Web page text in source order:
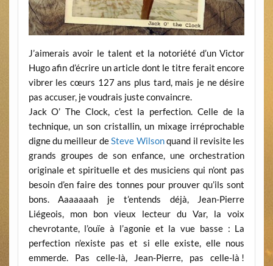
J’aimerais avoir le talent et la notoriété d’un Victor
Hugo afin d’écrire un article dont le titre ferait encore
vibrer les cœurs 127 ans plus tard, mais je ne désire
pas accuser, je voudrais juste convaincre.
Jack O’ The Clock, c’est la perfection. Celle de la
technique, un son cristallin, un mixage irréprochable
digne du meilleur deSteve Wilsonquand il revisite les
grands groupes de son enfance, une orchestration
originale et spirituelle et des musiciens qui n’ont pas
besoin d’en faire des tonnes pour prouver qu’ils sont
bons. Aaaaaaah je t’entends déjà, Jean-Pierre
Liégeois, mon bon vieux lecteur du Var, la voix
chevrotante, l’ouïe à l’agonie et la vue basse : La
perfection n’existe pas et si elle existe, elle nous
emmerde. Pas celle-là, Jean-Pierre, pas celle-là !